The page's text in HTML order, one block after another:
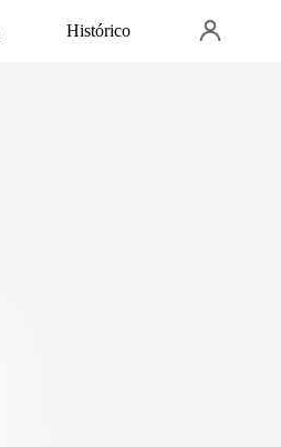
Histórico